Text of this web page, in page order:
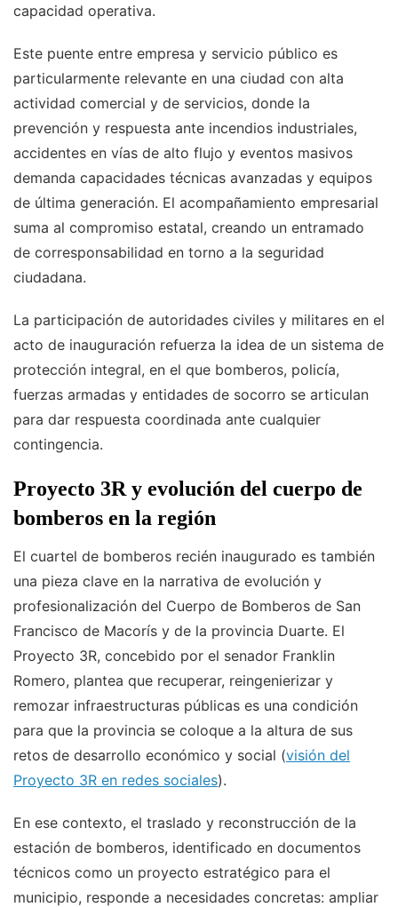
capacidad operativa.
Este puente entre empresa y servicio público es
particularmente relevante en una ciudad con alta
actividad comercial y de servicios, donde la
prevención y respuesta ante incendios industriales,
accidentes en vías de alto flujo y eventos masivos
demanda capacidades técnicas avanzadas y equipos
de última generación. El acompañamiento empresarial
suma al compromiso estatal, creando un entramado
de corresponsabilidad en torno a la seguridad
ciudadana.
La participación de autoridades civiles y militares en el
acto de inauguración refuerza la idea de un sistema de
protección integral, en el que bomberos, policía,
fuerzas armadas y entidades de socorro se articulan
para dar respuesta coordinada ante cualquier
contingencia.
Proyecto 3R y evolución del cuerpo de
bomberos en la región
El cuartel de bomberos recién inaugurado es también
una pieza clave en la narrativa de evolución y
profesionalización del Cuerpo de Bomberos de San
Francisco de Macorís y de la provincia Duarte. El
Proyecto 3R, concebido por el senador Franklin
Romero, plantea que recuperar, reingenierizar y
remozar infraestructuras públicas es una condición
para que la provincia se coloque a la altura de sus
retos de desarrollo económico y social (visión del
Proyecto 3R en redes sociales).
En ese contexto, el traslado y reconstrucción de la
estación de bomberos, identificado en documentos
técnicos como un proyecto estratégico para el
municipio, responde a necesidades concretas: ampliar